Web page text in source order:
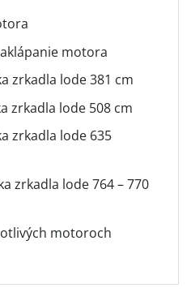
motora
zrkadla lode 381 cm
zrkadla lode 508 cm
zrkadla lode 635
zrkadla lode 764 – 770
motoroch